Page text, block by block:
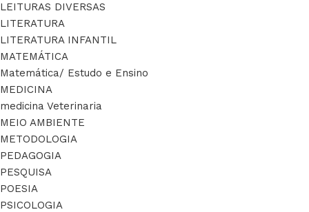
LEITURAS DIVERSAS
LITERATURA
LITERATURA INFANTIL
MATEMÁTICA
Matemática/ Estudo e Ensino
MEDICINA
medicina Veterinaria
MEIO AMBIENTE
METODOLOGIA
PEDAGOGIA
PESQUISA
POESIA
PSICOLOGIA